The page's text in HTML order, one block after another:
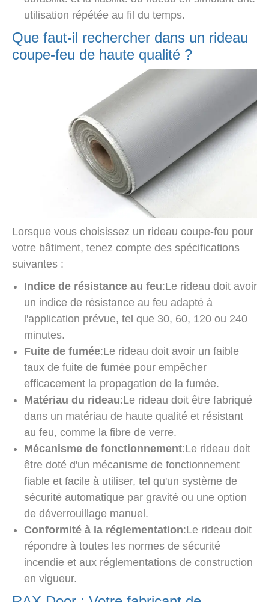
utilisation répétée au fil du temps.
Que faut-il rechercher dans un rideau
coupe-feu de haute qualité ?
Lorsque vous choisissez un rideau coupe-feu pour
votre bâtiment, tenez compte des spécifications
suivantes :
Indice de résistance au feu:Le rideau doit avoir
un indice de résistance au feu adapté à
l'application prévue, tel que 30, 60, 120 ou 240
minutes.
Fuite de fumée:Le rideau doit avoir un faible
taux de fuite de fumée pour empêcher
efficacement la propagation de la fumée.
Matériau du rideau:Le rideau doit être fabriqué
dans un matériau de haute qualité et résistant
au feu, comme la fibre de verre.
Mécanisme de fonctionnement:Le rideau doit
être doté d'un mécanisme de fonctionnement
fiable et facile à utiliser, tel qu'un système de
sécurité automatique par gravité ou une option
de déverrouillage manuel.
Conformité à la réglementation:Le rideau doit
répondre à toutes les normes de sécurité
incendie et aux réglementations de construction
en vigueur.